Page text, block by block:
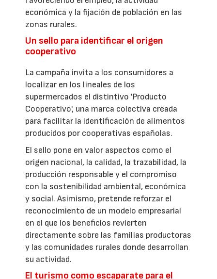
económica y la fijación de población en las
zonas rurales.
Un sello para identificar el origen
cooperativo
La campaña invita a los consumidores a
localizar en los lineales de los
supermercados el distintivo 'Producto
Cooperativo', una marca colectiva creada
para facilitar la identificación de alimentos
producidos por cooperativas españolas.
El sello pone en valor aspectos como el
origen nacional, la calidad, la trazabilidad, la
producción responsable y el compromiso
con la sostenibilidad ambiental, económica
y social. Asimismo, pretende reforzar el
reconocimiento de un modelo empresarial
en el que los beneficios revierten
directamente sobre las familias productoras
y las comunidades rurales donde desarrollan
su actividad.
El turismo como escaparate para el